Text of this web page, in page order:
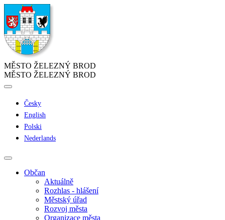
MĚSTO ŽELEZNÝ BROD
MĚSTO ŽELEZNÝ BROD
Česky
English
Polski
Nederlands
Občan
Aktuálně
Rozhlas - hlášení
Městský úřad
Rozvoj města
Organizace města